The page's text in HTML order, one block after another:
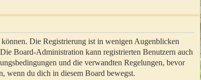
Die Registrierung ist in wenigen Augenblicken
Board-Administration kann registrierten Benutzern auch
und die verwandten Regelungen, bevor
wenn du dich in diesem Board bewegst.